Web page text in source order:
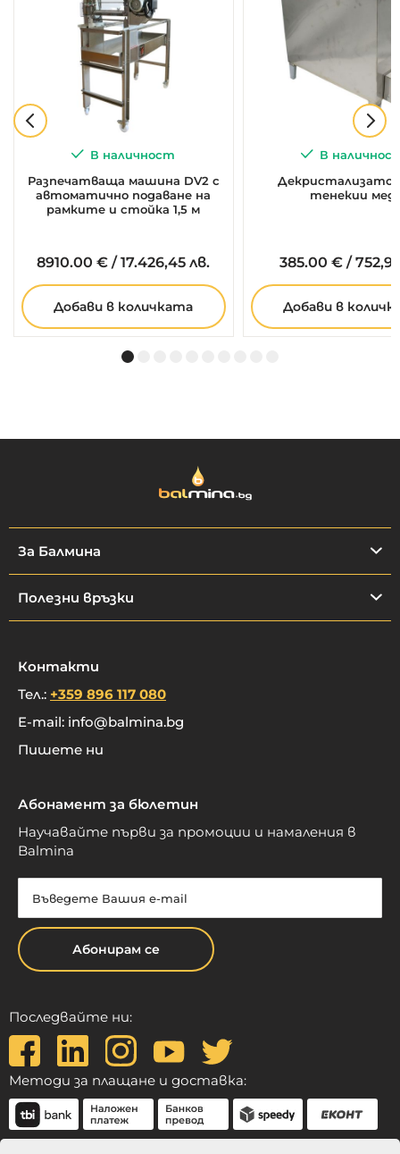
В наличност
Разпечатваща машина DV2 с
автоматично подаване на
рамките и стойка 1,5 м
8910.00 € /17.426,45 лв.
Добави в количката
В
Декристализатор
тенекии мед
385.00 € /
Добави в
За Балмина
Полезни връзки
Контакти
Тел.: +359 896 117 080
E-mail: info@balmina.bg
Пишете ни
Абонамент за бюлетин
Научавайте първи за промоции и намаления в
Balmina
Абонирам се
Последвайте ни:
Методи за плащане и доставка: